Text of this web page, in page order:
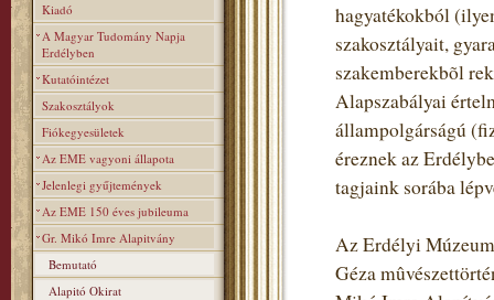
Kiadó
A Magyar Tudomány Napja
Erdélyben
Kutatóintézet
Szakosztályok
Fiókegyesületek
Az EME vagyoni állapota
Jelenlegi gyűjtemények
Az EME 150 éves jubileuma
Gr. Mikó Imre Alapitvány
Bemutató
Alapitó Okirat
hagyatékokból
szakosztályait,
szakemberekbõl
Alapszabályai
állampolgárságú
éreznek az
tagjaink sorába
Az Erdélyi
Géza